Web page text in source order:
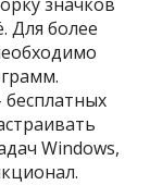
Для более
Windows,